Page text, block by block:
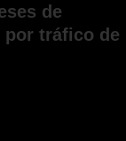
de
tráfico de